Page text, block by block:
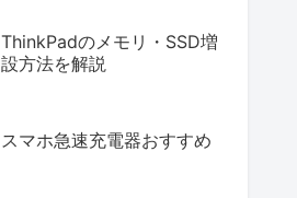
ThinkPadのメモリ・SSD増
設方法を解説
スマホ急速充電器おすすめ